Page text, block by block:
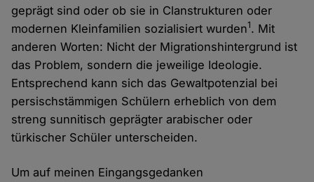
geprägt sind oder ob sie in Clanstrukturen oder
modernen Kleinfamilien sozialisiert wurden1. Mit
anderen Worten: Nicht der Migrationshintergrund ist
das Problem, sondern die jeweilige Ideologie.
Entsprechend kann sich das Gewaltpotenzial bei
persischstämmigen Schülern erheblich von dem
streng sunnitisch geprägter arabischer oder
türkischer Schüler unterscheiden.
Um auf meinen Eingangsgedanken